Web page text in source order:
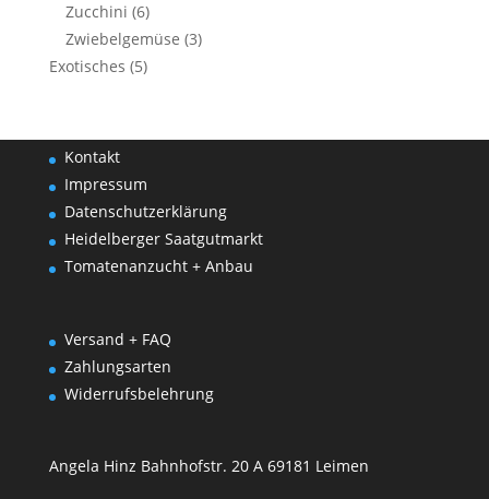
Zucchini (6)
Zwiebelgemüse (3)
Exotisches (5)
Kontakt
Impressum
Datenschutzerklärung
Heidelberger Saatgutmarkt
Tomatenanzucht + Anbau
Versand + FAQ
Zahlungsarten
Widerrufsbelehrung
Angela Hinz Bahnhofstr. 20 A 69181 Leimen